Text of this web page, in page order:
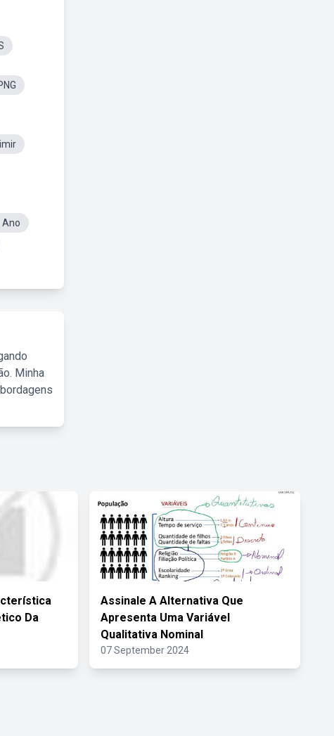
Ano
Minha
Da
Assinale A Alternativa Que
Apresenta Uma Variável
Qualitativa Nominal
07 September 2024